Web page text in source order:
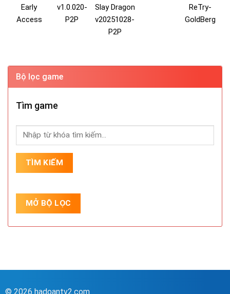
Early
Access
v1.0.020-
P2P
Slay Dragon
v20251028-
P2P
ReTry-
GoldBerg
Bộ lọc game
Tìm game
© 2026 hadoantv2.com